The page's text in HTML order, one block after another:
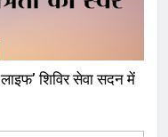
शिविर सेवा सदन में